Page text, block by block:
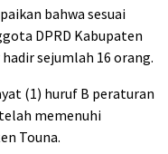
bahwa sesuai
DPRD Kabupaten
sejumlah 16 orang.
(1) huruf B peraturan
memenuhi
Touna.